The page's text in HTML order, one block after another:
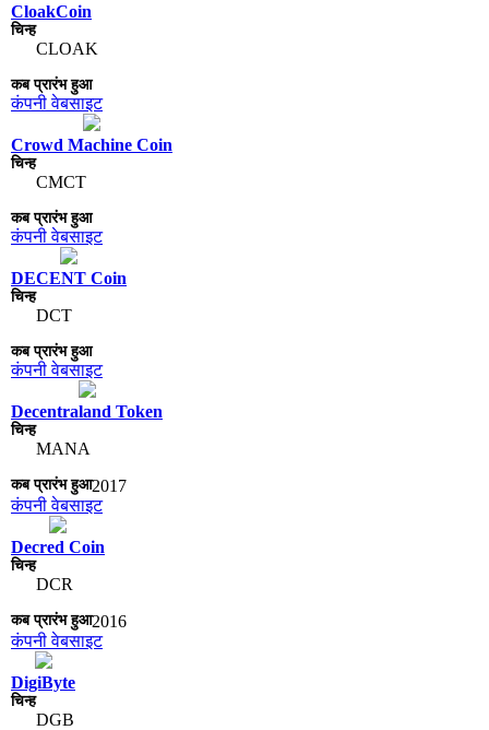
CloakCoin
CLOAK
कंपनी वेबसाइट
Crowd Machine Coin
CMCT
कंपनी वेबसाइट
DECENT Coin
DCT
कंपनी वेबसाइट
Decentraland Token
MANA
2017
कंपनी वेबसाइट
Decred Coin
DCR
2016
कंपनी वेबसाइट
DigiByte
DGB